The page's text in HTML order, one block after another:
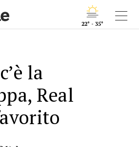
22° - 35°
la
Real